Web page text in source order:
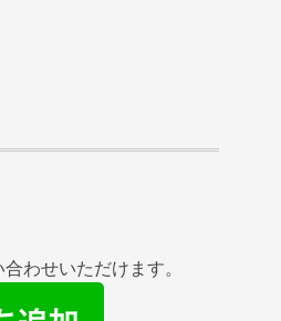
わせいただけます。